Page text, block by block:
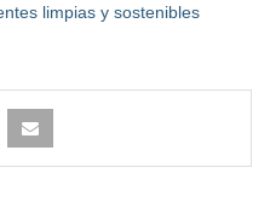
limpias y sostenibles